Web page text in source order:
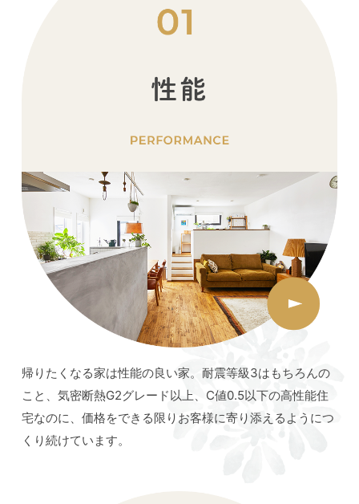
帰りたくなる家は性能の良い家。耐震等級3はもちろんの
こと、気密断熱G2グレード以上、C値0.5以下の高性能住
宅なのに、価格をできる限りお客様に寄り添えるようにつ
くり続けています。